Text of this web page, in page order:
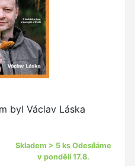
byl Václav Láska
Skladem > 5 ks Odesíláme
v pondělí 17.8.